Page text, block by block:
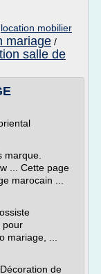
location mobilier
mariage /
salle de
marque.
... Cette page
marocain ...
pour
mariage, ...
de